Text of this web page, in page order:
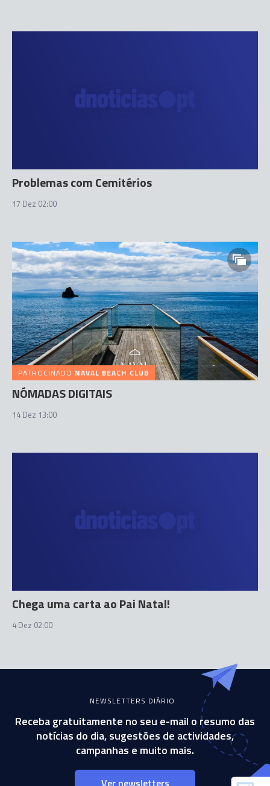
Problemas com Cemitérios
17 Dez 02:00
PATROCINADO NAVAL BEACH CLUB
NÓMADAS DIGITAIS
14 Dez 13:00
Chega uma carta ao Pai Natal!
4 Dez 02:00
NEWSLETTERS DIÁRIO
Receba gratuitamente no seu e-mail o resumo das
notícias do dia, sugestões de actividades,
campanhas e muito mais.
Ver newsletters